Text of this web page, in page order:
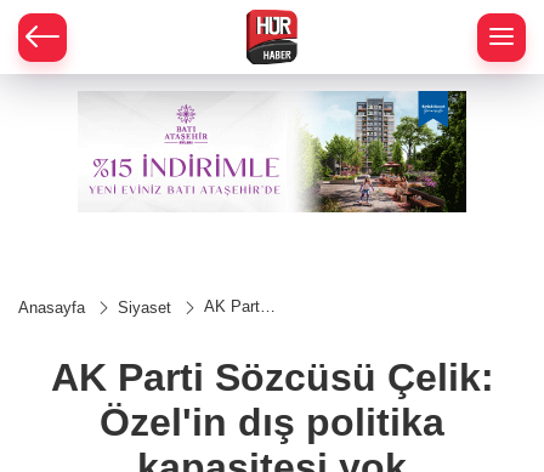
Anasayfa Siyaset
AK Parti
Özel'in
dış
kapasitesi
yok
AK Parti Sözcüsü Çelik:
Özel'in dış politika